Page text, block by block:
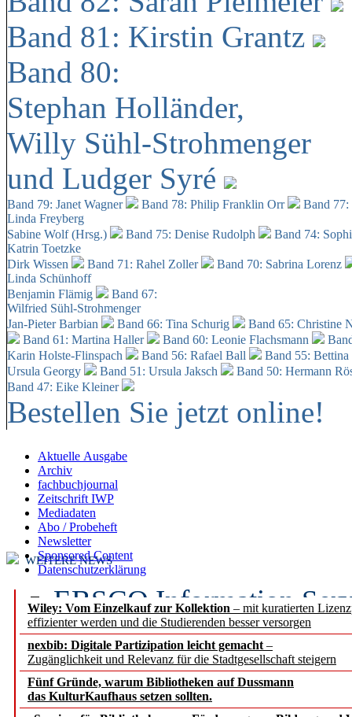
Band 81: Kirstin Grantz
Band 80:
Stephan Holländer,
Willy Sühl-Strohmenger
und Ludger Syré
Band 79: Janet Wagner Band 78: Philip Franklin Orr
Band
Linda Freyberg
Sabine Wolf (Hrsg.)
Band 75: Denise Rudolph
Band 74:
Katrin Toetzke
Dirk Wissen
Band 71: Rahel Zoller
Band 70: Sabrina Lorenz
Linda Schünhoff
Benjamin Flämig
Band 67:
Wilfried Sühl-Strohmenger
Jan-Pieter Barbian
Band 66: Tina Schurig
Band 65: Christine
Band 61: Martina Haller
Band 60: Leonie Flachsmann
Karin Holste-Flinspach
Band 56: Rafael Ball
Band 55:
Ursula Georgy
Band 51: Ursula Jaksch Band 50: Hermann
Band 47: Eike Kleiner
Bestellen Sie jetzt online!
Aktuelle Ausgabe
Archiv
fachbuchjournal
Zeitschrift IWP
Mediadaten
Abo / Probeheft
Newsletter
Sponsored Content
Datenschutzerklärung
Wiley: Vom Einzelkauf zur Kollektion – mit kuratierten
effizienter werden und die Studierenden besser versorgen
nexbib: Digitale Partizipation leicht gemacht –
Zugänglichkeit und Relevanz für die Stadtgesellschaft steigern
Fünf Gründe, warum Bibliotheken auf Dussmann
das KulturKaufhaus setzen sollten.
WEITERE NEWS
EBSCO Information
Recherchefunktionen in
Sorbisches Institut neu
Geschichte und